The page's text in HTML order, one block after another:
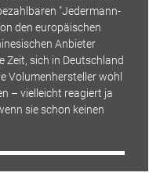
"Jedermann-
den europäischen
Anbieter
Zeit, sich in Deutschland
Volumenhersteller wohl
– vielleicht reagiert ja
sie schon keinen